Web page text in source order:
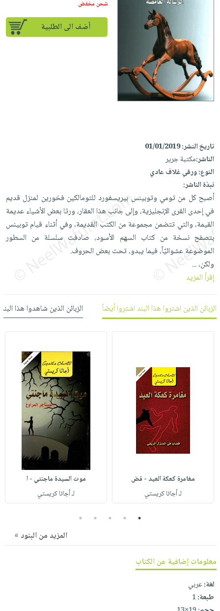
إختياراتنا
أكاديمية
صندوق
القراءة
English
books
حدود
أسئلة
يتكرر
طرحها
تحميل
تحميل
iKitab
على
Apple
أسئلة
تحميل
masmu3
على
Android
تحميل
Apple
مبيعاً
إختياراتنا
وسائل
تعليمية
صندوق
والعناية
الشخصية
جديد
الكل
الشخصية
العناية
وتصفيف
الشعر
العناية
بالجسم
العناية
بالأسنان
الحمية
والتغذية
الكل
أواني
الطهي
أدوات
الخبز
أدوات
المائدة
والتخزين
المطبخ
متجر
الهدايا
أقسام
الأكثر
مبيعاً
العودة
للمدارس
اكسسوارات
كتب
اكسسوارات
مطرزات
حقائب
حلي
عناية
بالذات
صابون
مناسبات
شحن
مجاني
مختارة
اشتراكات
كل
الاشتراكات
متقدم
عن
الشركة
سياسة
الشركة
فيديوهات
يتكرر
خدمات
انشر
كتابك
معنا
حسابك
الأمنيات
الإصدارات
شحن مخفض
أضف الى الطلبية
تاريخ النشر:01/01/2019
الناشر:مكتبة جرير
النوع:ورقي غلاف عادي
نبذة الناشر:
أصبح كل من تومي وتوبينس بيريسفورد للتومالكين فخورين لمنزل قديم
في إحدى القرى الإنجليزية، وإلى جانب هذا العقار، ورثا بعض الأشياء عديمة
القيمة، والتي تتضمن مجموعة من الكتب القديمة، وفي أثناء قيام توبينس
بتصفح نسخة من كتاب السهم الأسود، صادفت سلسلة من السطور
الموضوعة عشوائيّاً، فيما يبدو، تحت بعض الحروف.
ولكن،...
إقرأ المزيد
الزبائن الذين اشتروا هذا البند اشتروا أيضاً الزبائن الذين شاهدوا هذا
مغامرة كعكة العيد - قض
لـ أجاثا كريستي‎
لـ أجاثا كريستي‎
1
2
3
4
5
المزيد من البنود »
معلومات إضافية عن الكتاب
لغة:عربي
طبعة:1